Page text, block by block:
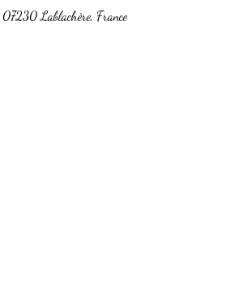
Lablachère, France